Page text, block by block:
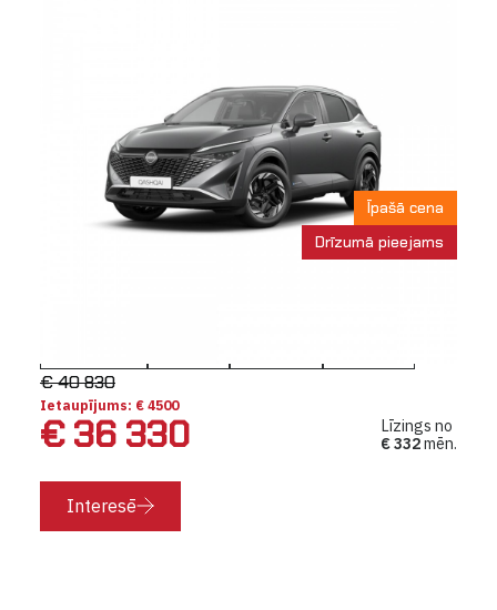
Īpašā cena
Drīzumā pieejams
€ 40 830
Ietaupījums: € 4500
€ 36 330
Līzings no
€ 332mēn.
Interesē